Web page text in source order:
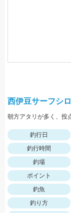
西伊豆サーフシ
朝方アタリが多く、投
釣行日
釣行時間
釣場
ポイント
釣魚
釣り方